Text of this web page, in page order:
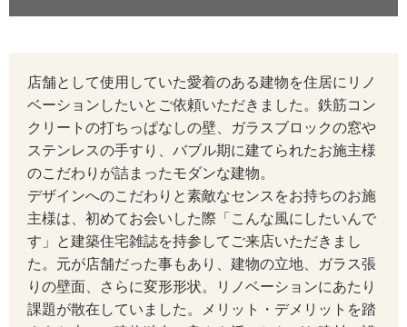
店舗として使用していた愛着のある建物を住居にリノ
ベーションしたいとご依頼いただきました。鉄筋コン
クリートの打ちっぱなしの壁、ガラスブロックの窓や
ステンレスの手すり、バブル期に建てられたお施主様
のこだわりが詰まったモダンな建物。
デザインへのこだわりと素敵なセンスをお持ちのお施
主様は、初めてお会いした際「こんな風にしたいんで
す」と建築住宅雑誌を持参してご来店いただきまし
た。元が店舗だった事もあり、建物の立地、ガラス張
りの壁面、さらに変形形状。リノベーションにあたり
課題が散在していました。メリット・デメリットを踏
白
と
茶
を
ベ
ー
ス
全
面
ガ
ラ
ス
張
り
で
TV
オ
ー
プ
キ
ッ
チ
ン
の
解
放
感
と、
生
照
明
こ
生
地
を
贅
沢
に
っ
た
倍
ヒ
ダ
の
カ
ー
テ
ブ
ラ
ッ
ク
の
窓
枠、